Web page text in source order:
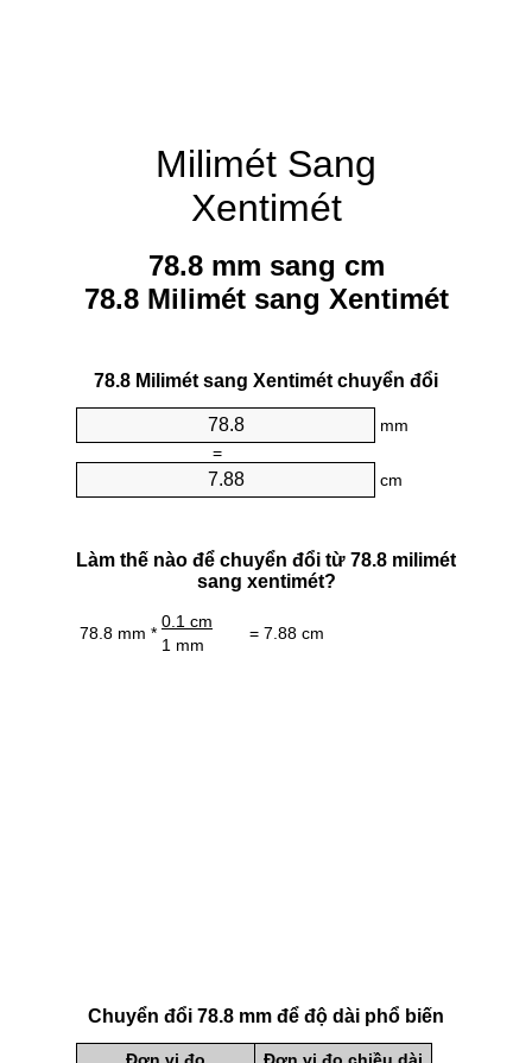
Milimét Sang
Xentimét
78.8 mm sang cm
78.8 Milimét sang Xentimét
78.8 Milimét sang Xentimét chuyển đổi
mm
=
cm
Làm thế nào để chuyển đổi từ 78.8 milimét
sang xentimét?
78.8 mm *
0.1 cm
= 7.88 cm
1 mm
Chuyển đổi 78.8 mm để độ dài phổ biến